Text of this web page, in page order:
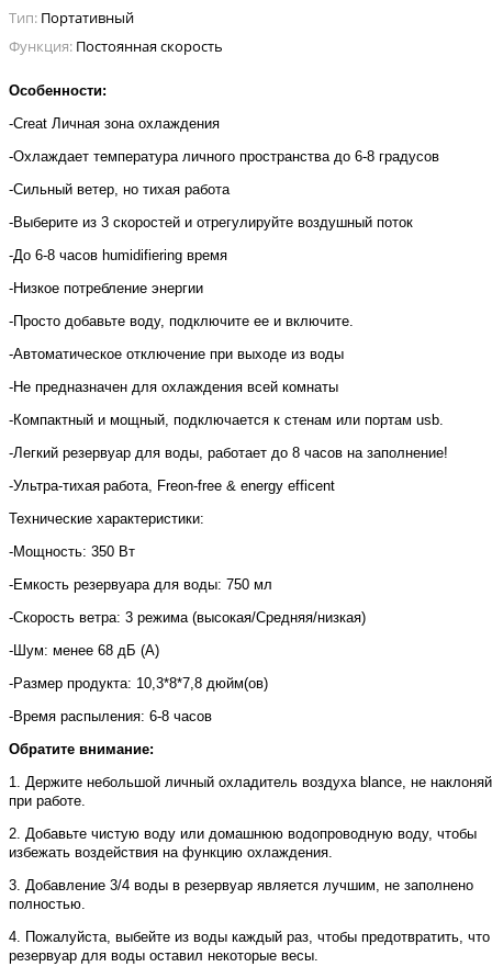
Тип: Портативный
Функция: Постоянная скорость
Особенности:
-Creat Личная зона охлаждения
-Охлаждает температура личного пространства до 6-8 градусов
-Сильный ветер, но тихая работа
-Выберите из 3 скоростей и отрегулируйте воздушный поток
-До 6-8 часов humidifiering время
-Низкое потребление энергии
-Просто добавьте воду, подключите ее и включите.
-Автоматическое отключение при выходе из воды
-Не предназначен для охлаждения всей комнаты
-Компактный и мощный, подключается к стенам или портам usb.
-Легкий резервуар для воды, работает до 8 часов на заполнение!
-Ультра-тихая работа , Freon-free & energy efficent
Технические характеристики:
-Мощность: 350 Вт
-Емкость резервуара для воды: 750 мл
-Скорость ветра: 3 режима (высокая/Средняя/низкая)
-Шум: менее 68 дБ (A)
-Размер продукта: 10,3*8*7,8 дюйм(ов)
-Время распыления: 6-8 часов
Обратите внимание:
1. Держите небольшой личный охладитель воздуха blance, не
при работе.
2. Добавьте чистую воду или домашнюю водопроводную воду, чтобы
избежать воздействия на функцию охлаждения.
3. Добавление 3/4 воды в резервуар является лучшим, не заполнено
полностью.
4. Пожалуйста, выбейте из воды каждый раз, чтобы предотвратить, что
резервуар для воды оставил некоторые весы.